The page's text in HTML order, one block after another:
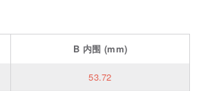
B 内围 (mm)
53.72